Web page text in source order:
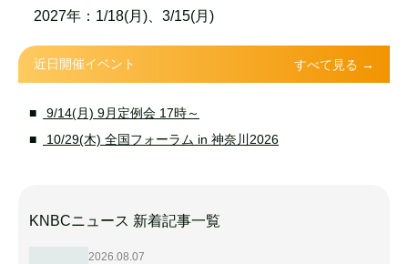
2027年：1/18(月)、3/15(月)
近日開催イベント すべて見る →
9/14(月) 9月定例会 17時～
10/29(木) 全国フォーラム in 神奈川2026
KNBCニュース 新着記事一覧
2026.08.07